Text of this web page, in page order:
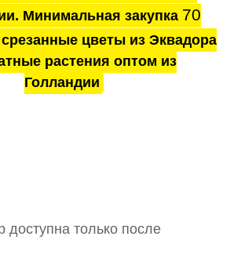
Минимальная закупка 70
цветы из Эквадора
растения оптом из
Голландии
доступна только после